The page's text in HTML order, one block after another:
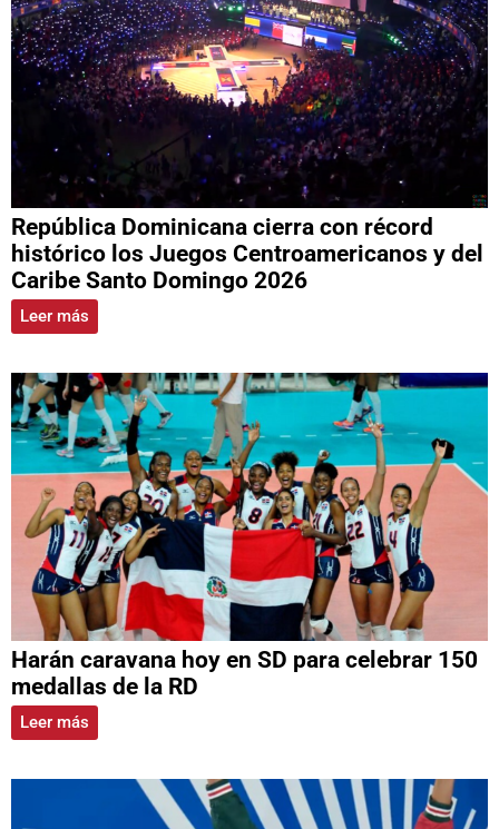
República Dominicana cierra con récord
histórico los Juegos Centroamericanos y del
Caribe Santo Domingo 2026
Leer más
Harán caravana hoy en SD para celebrar 150
medallas de la RD
Leer más